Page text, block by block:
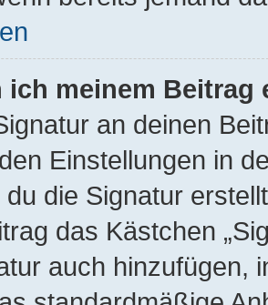
ich meinem
an deinen
Einstellungen in
du die Signatur
das Kästchen
auch hinzufügen,